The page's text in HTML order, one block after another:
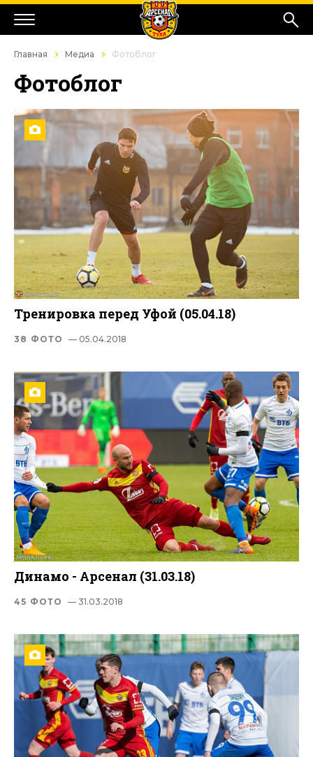
Главная Медиа Фотоблог
Фотоблог
Тренировка перед Уфой (05.04.18)
38 ФОТО — 05.04.2018
Динамо - Арсенал (31.03.18)
45 ФОТО — 31.03.2018